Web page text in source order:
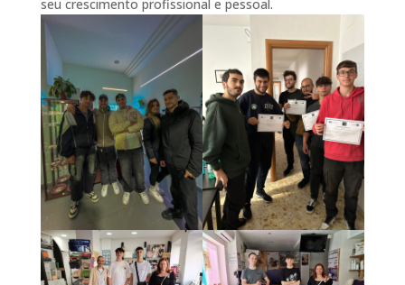
seu crescimento profissional e pessoal.